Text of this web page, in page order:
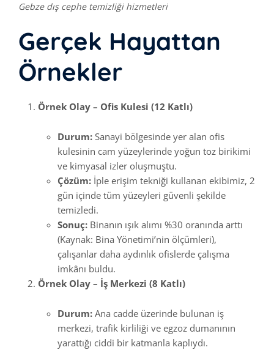
Gebze dış cephe temizliği hizmetleri
Gerçek Hayattan
Örnekler
Örnek Olay – Ofis Kulesi (12 Katlı)
Durum: Sanayi bölgesinde yer alan ofis
kulesinin cam yüzeylerinde yoğun toz birikimi
ve kimyasal izler oluşmuştu.
Çözüm: İple erişim tekniği kullanan ekibimiz, 2
gün içinde tüm yüzeyleri güvenli şekilde
temizledi.
Sonuç: Binanın ışık alımı %30 oranında arttı
(Kaynak: Bina Yönetimi’nin ölçümleri),
çalışanlar daha aydınlık ofislerde çalışma
imkânı buldu.
Örnek Olay – İş Merkezi (8 Katlı)
Durum: Ana cadde üzerinde bulunan iş
merkezi, trafik kirliliği ve egzoz dumanının
yarattığı ciddi bir katmanla kaplıydı.